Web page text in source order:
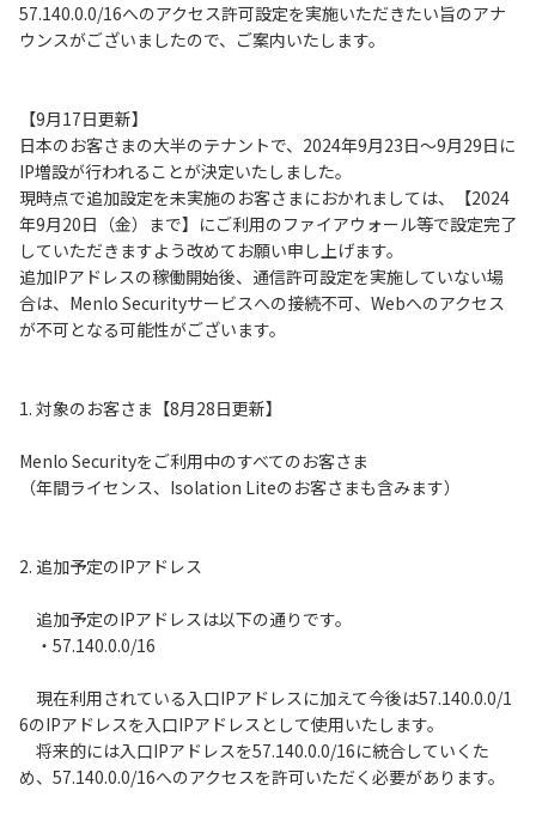
57.140.0.0/16へのアクセス許可設定を実施いただきたい旨のアナ
ウンスがございましたので、ご案内いたします。
【9月17日更新】
日本のお客さまの大半のテナントで、2024年9月23日～9月29日に
IP増設が行われることが決定いたしました。
現時点で追加設定を未実施のお客さまにおかれましては、【2024
年9月20日（金）まで】にご利用のファイアウォール等で設定完了
していただきますよう改めてお願い申し上げます。
追加IPアドレスの稼働開始後、通信許可設定を実施していない場
合は、Menlo Securityサービスへの接続不可、Webへのアクセス
が不可となる可能性がございます。
1. 対象のお客さま【8月28日更新】
Menlo Securityをご利用中のすべてのお客さま
（年間ライセンス、Isolation Liteのお客さまも含みます）
2. 追加予定のIPアドレス
追加予定のIPアドレスは以下の通りです。
・57.140.0.0/16
現在利用されている入口IPアドレスに加えて今後は57.140.0.0/1
6のIPアドレスを入口IPアドレスとして使用いたします。
将来的には入口IPアドレスを57.140.0.0/16に統合していくた
め、57.140.0.0/16へのアクセスを許可いただく必要があります。